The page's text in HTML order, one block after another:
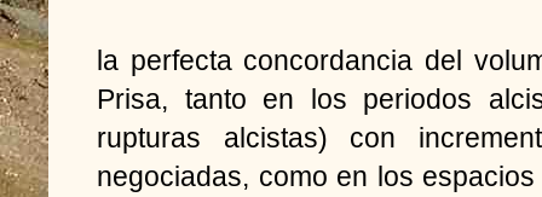
la perfecta concordancia del
Prisa, tanto en los periodos
rupturas alcistas) con
negociadas, como en los